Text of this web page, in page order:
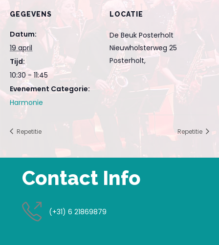
GEGEVENS
Datum:
19 april
Tijd:
10:30 - 11:45
Evenement Categorie:
Harmonie
LOCATIE
De Beuk Posterholt
Nieuwholsterweg 25
Posterholt,
Repetitie Repetitie
Contact Info
(+31) 6 21869879